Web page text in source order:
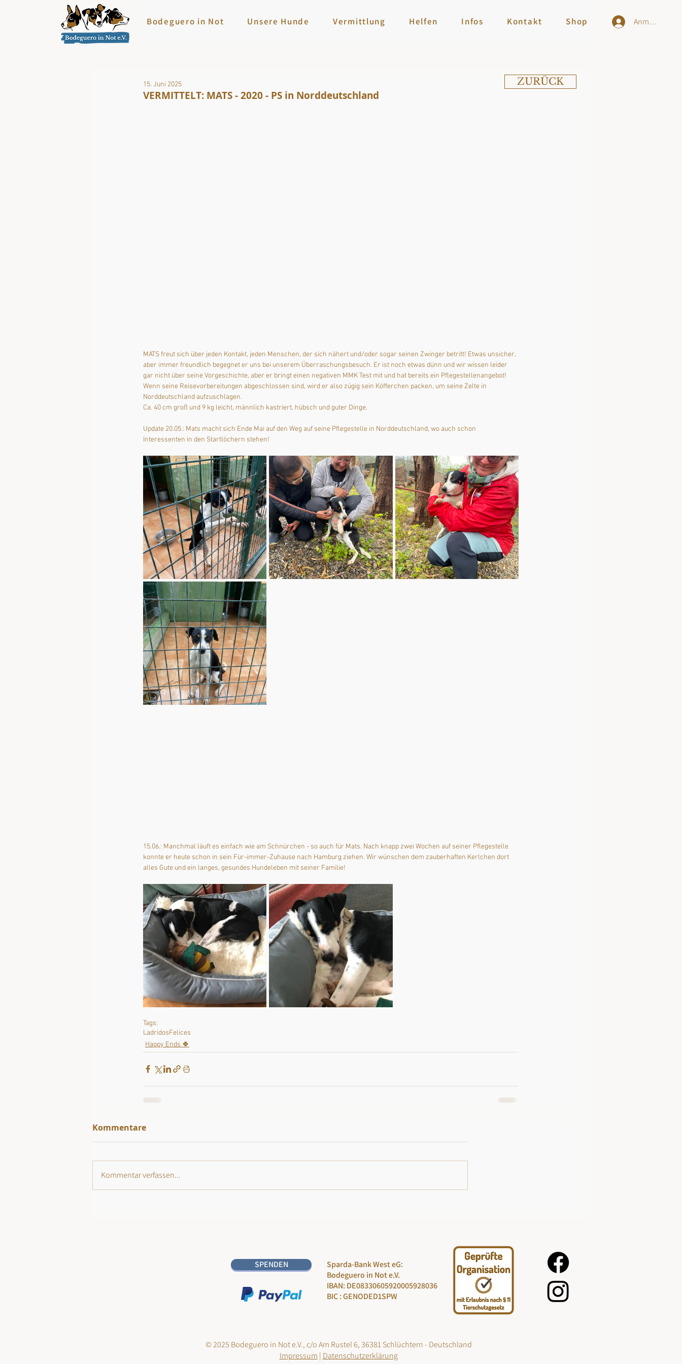
Bodeguero in Not Unsere Hunde Vermittlung Helfen Infos Kontakt Shop Anmelden
VERMITTELT: MATS - 2020 - PS in Norddeutschland
15. Juni 2025
MATS freut sich über jeden Kontakt, jeden Menschen, der sich nähert und/oder sogar seinen Zwinger betritt! Etwas unsicher,
aber immer freundlich begegnet er uns bei unserem Überraschungsbesuch. Er ist noch etwas dünn und wir wissen leider
gar nicht über seine Vorgeschichte, aber er bringt einen negativen MMK Test mit und hat bereits ein Pflegestellenangebot!
Wenn seine Reisevorbereitungen abgeschlossen sind, wird er also zügig sein Köfferchen packen, um seine Zelte in
Norddeutschland aufzuschlagen.
Ca. 40 cm groß und 9 kg leicht, männlich kastriert, hübsch und guter Dinge.
Update 20.05.: Mats macht sich Ende Mai auf den Weg auf seine Pflegestelle in Norddeutschland, wo auch schon
Interessenten in den Startlöchern stehen!
15.06.: Manchmal läuft es einfach wie am Schnürchen - so auch für Mats. Nach knapp zwei Wochen auf seiner Pflegestelle
konnte er heute schon in sein Für-immer-Zuhause nach Hamburg ziehen. Wir wünschen dem zauberhaften Kerlchen dort
alles Gute und ein langes, gesundes Hundeleben mit seiner Familie!
Tags:
LadridosFelices
Happy Ends 🍀
Kommentare
Kommentar verfassen...
ZURÜCK
SPENDEN
Sparda-Bank West eG:
Bodeguero in Not e.V.
IBAN: DE08330605920005928036
BIC : GENODED1SPW
© 2025 Bodeguero in Not e.V., c/o Am Rustel 6, 36381 Schlüchtern - Deutschland
Impressum | Datenschutzerklärung